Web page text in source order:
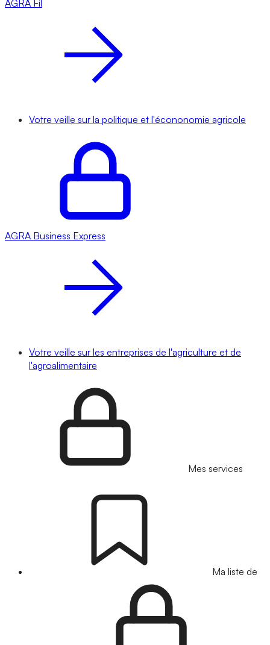
AGRA Fil
Votre veille sur la politique et l'écononomie agricole
AGRA Business Express
Votre veille sur les entreprises de l'agriculture et de
l'agroalimentaire
Mes services
Ma liste de